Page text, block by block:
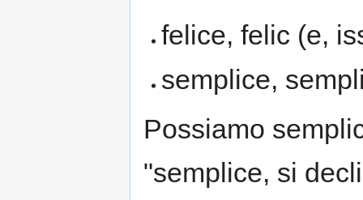
felice, felic (e,
semplice,
Possiamo
"semplice, si